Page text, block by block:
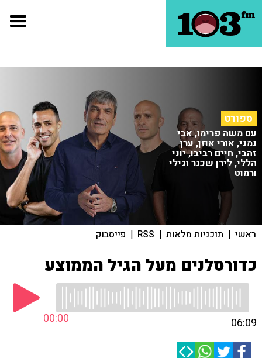
ספורט
עם משה פרימו, אבי
נמני, אורי אוזן, ערן
זהבי, חיים רביבו, יוני
הללי, לירן שכנר וגילי
ורמוט
ראשי | תוכניות מלאות |
RSS
| פייסבוק
כדורסלנים מעל הגיל הממוצע
00:00 06:09